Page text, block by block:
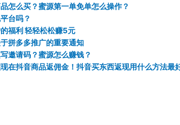
怎么买？蜜源第一单免单怎么操作？
台吗？
福利 轻轻松松赚5元
拼多多推广的重要通知
邀请码？蜜源怎么赚钱？
在抖音商品返佣金！抖音买东西返现用什么方法最